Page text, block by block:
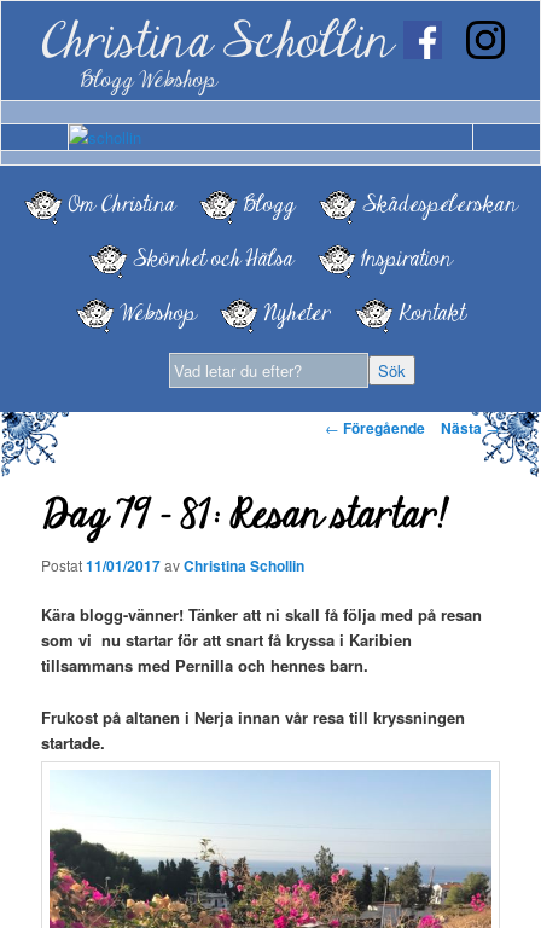
Christina Schollin
Blogg Webshop
Om Christina Blogg
Skådespelerskan
Skönhet och Hälsa
Inspiration
Webshop
Nyheter Kontakt
Inläggsnavigering
← Föregående Nästa→
Dag 79 – 81: Resan startar!
Postat11/01/2017avChristina Schollin
Kära blogg-vänner! Tänker att ni skall få följa med på resan
som vi nu startar för att snart få kryssa i Karibien
tillsammans med Pernilla och hennes barn.
Frukost på altanen i Nerja innan vår resa till kryssningen
startade.